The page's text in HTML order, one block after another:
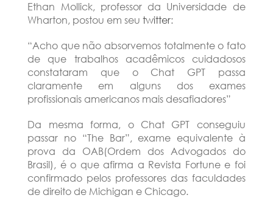
Ethan Mollick, professor da Universidade de
Wharton, postou em seutwitter:
“Acho que não absorvemos totalmente o fato
de que trabalhos acadêmicos cuidadosos
constataram que o Chat GPT passa
claramente em alguns dos exames
profissionais americanos mais desafiadores”
Da mesma forma, o Chat GPT conseguiu
passar no “The Bar”, exame equivalente à
prova da OAB(Ordem dos Advogados do
Brasil), é o que afirma a Revista Fortune e foi
confirmado pelos professores das faculdades
de direito de Michigan e Chicago.